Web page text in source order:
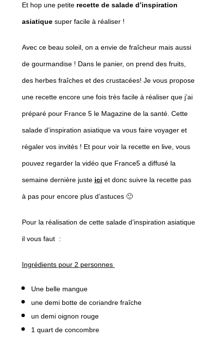
Et hop une petite recette de salade d’inspiration
asiatiquesuper facile à réaliser !
Avec ce beau soleil, on a envie de fraîcheur mais aussi
de gourmandise ! Dans le panier, on prend des fruits,
des herbes fraîches et des crustacées! Je vous propose
une recette encore une fois très facile à réaliser que j’ai
préparé pour France 5 le Magazine de la santé. Cette
salade d’inspiration asiatique va vous faire voyager et
régaler vos invités ! Et pour voir la recette en live, vous
pouvez regarder la vidéo que France5 a diffusé la
semaine dernière juste ici et donc suivre la recette pas
à pas pour encore plus d’astuces 🙂
Pour la réalisation de cette salade d’inspiration asiatique
il vous faut :
Ingrédients pour 2 personnes
Une belle mangue
une demi botte de coriandre fraîche
un demi oignon rouge
1 quart de concombre